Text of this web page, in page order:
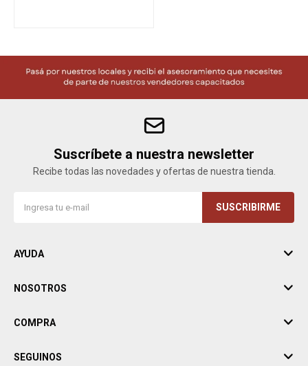
Suscríbete a nuestra newsletter
Recibe todas las novedades y ofertas de nuestra tienda.
SUSCRIBIRME
AYUDA
NOSOTROS
COMPRA
SEGUINOS